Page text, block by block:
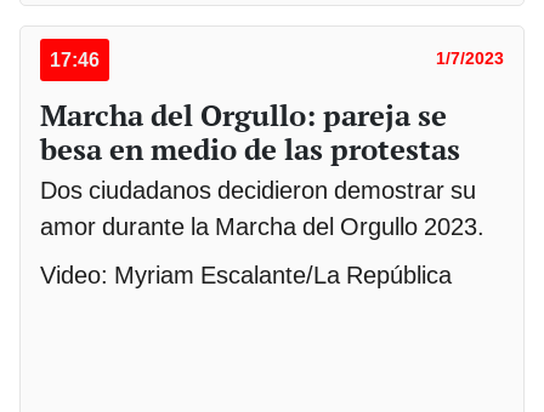
17:46 1/7/2023
Marcha del Orgullo: pareja se
besa en medio de las protestas
Dos ciudadanos decidieron demostrar su
amor durante la Marcha del Orgullo 2023.
Video: Myriam Escalante/La República